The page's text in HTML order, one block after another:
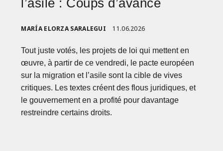
l’asile : Coups d’avance
MARÍA ELORZA SARALEGUI 11.06.2026
Tout juste votés, les projets de loi qui mettent en
œuvre, à partir de ce vendredi, le pacte européen
sur la migration et l’asile sont la cible de vives
critiques. Les textes créent des flous juridiques, et
le gouvernement en a profité pour davantage
restreindre certains droits.